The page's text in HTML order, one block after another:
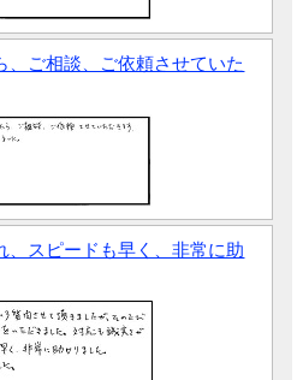
、ご相談、ご依頼させていた
、スピードも早く、非常に助